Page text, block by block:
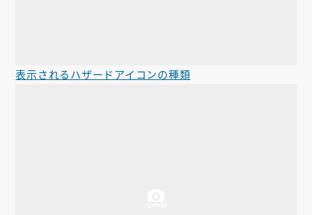
表示されるハザードアイコンの種類